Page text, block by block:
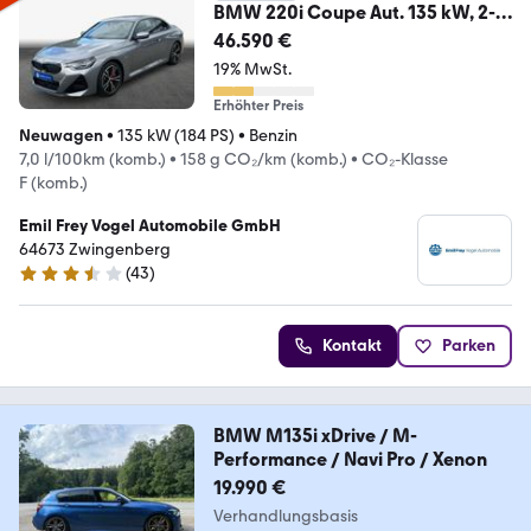
BMW 220i Coupe Aut. 135 kW, 2-
türig
46.590 €
19% MwSt.
Erhöhter Preis
Neuwagen• 135 kW (184 PS) • Benzin
7,0 l/100km (komb.) • 158 g CO₂/km (komb.) • CO₂-Klasse
F (komb.)
Emil Frey Vogel Automobile GmbH
64673 Zwingenberg
3.7 Sterne
(43)
Kontakt Parken
BMW M135i xDrive / M-
Performance / Navi Pro / Xenon
19.990 €
Verhandlungsbasis